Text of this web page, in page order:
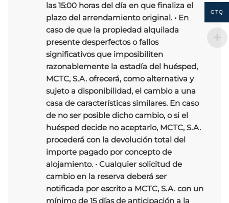
las 15:00 horas del día en que finaliza el
plazo del arrendamiento original. • En
caso de que la propiedad alquilada
presente desperfectos o fallos
significativos que imposibiliten
razonablemente la estadía del huésped,
MCTC, S.A. ofrecerá, como alternativa y
sujeto a disponibilidad, el cambio a una
casa de características similares. En caso
de no ser posible dicho cambio, o si el
huésped decide no aceptarlo, MCTC, S.A.
procederá con la devolución total del
importe pagado por concepto de
alojamiento. • Cualquier solicitud de
cambio en la reserva deberá ser
notificada por escrito a MCTC, S.A. con un
mínimo de 15 días de anticipación a la
GTQ